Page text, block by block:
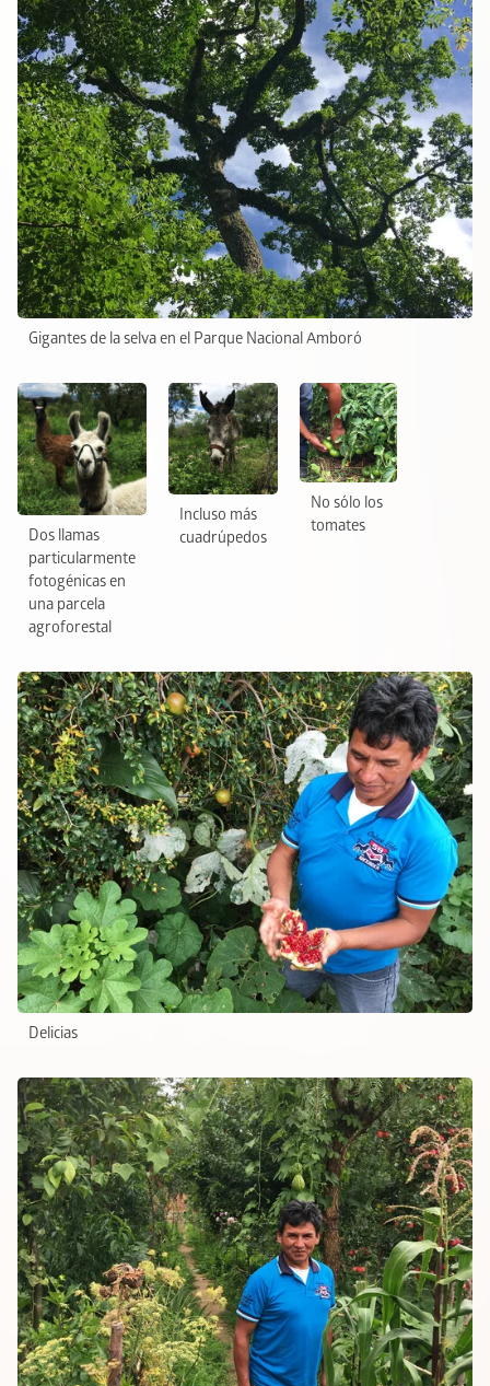
Gigantes de la selva en el Parque Nacional Amboró
Dos llamas
particularmente
fotogénicas en
una parcela
agroforestal
Incluso más
cuadrúpedos
No sólo los
tomates
Delicias